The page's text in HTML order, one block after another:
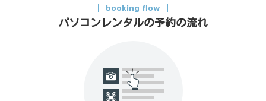
booking flow
パソコンレンタルの予約の流れ